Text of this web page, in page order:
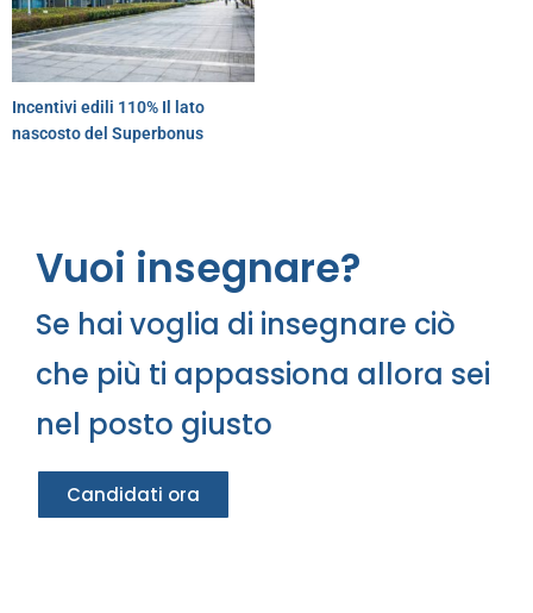
Incentivi edili 110% Il lato
nascosto del Superbonus
Vuoi insegnare?
Se hai voglia di insegnare ciò
che più ti appassiona allora sei
nel posto giusto
Candidati ora